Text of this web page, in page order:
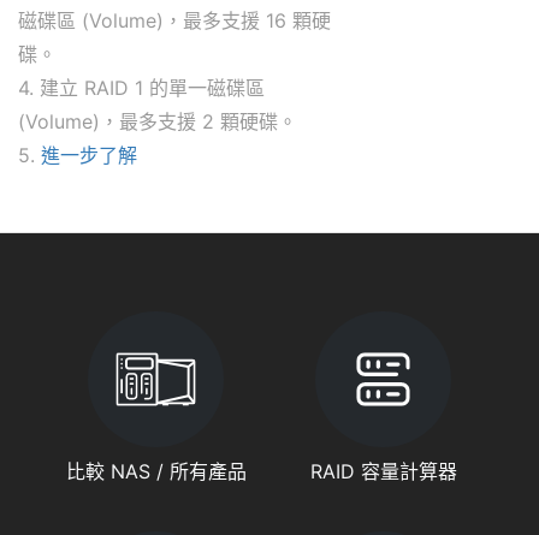
磁碟區 (Volume)，最多支援 16 顆硬
碟。
4. 建立 RAID 1 的單一磁碟區
(Volume)，最多支援 2 顆硬碟。
5. 進一步了解
比較 NAS / 所有產品 RAID 容量計算器